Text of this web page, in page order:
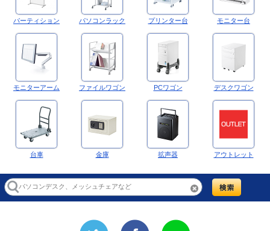
パーティション パソコンラック プリンター台 モニター台
モニターアーム ファイルワゴン PCワゴン デスクワゴン
台車 金庫 拡声器 アウトレット